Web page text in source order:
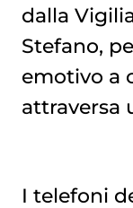
dalla
Stefano,
emotivo a
attraversa
I telefoni